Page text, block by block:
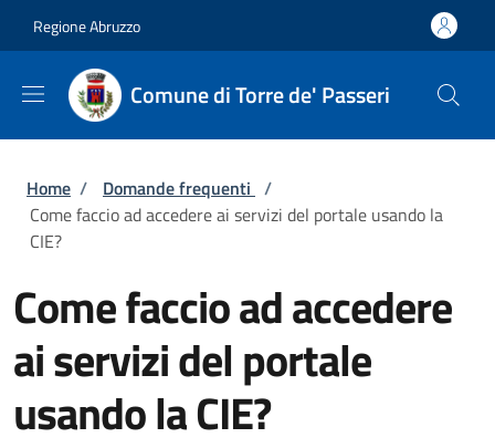
Regione Abruzzo
Comune di Torre de' Passeri
Briciole di pane
Home / Domande frequenti /
Come faccio ad accedere ai servizi del portale usando la
CIE?
Come faccio ad accedere
ai servizi del portale
usando la CIE?